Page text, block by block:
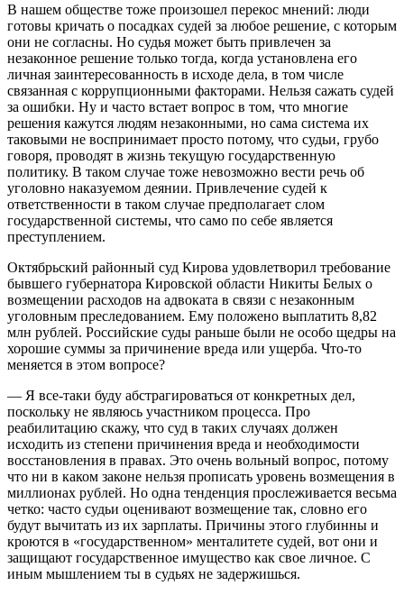
В нашем обществе тоже произошел перекос мнений: люди
готовы кричать о посадках судей за любое решение, с которым
они не согласны. Но судья может быть привлечен за
незаконное решение только тогда, когда установлена его
личная заинтересованность в исходе дела, в том числе
связанная с коррупционными факторами. Нельзя сажать судей
за ошибки. Ну и часто встает вопрос в том, что многие
решения кажутся людям незаконными, но сама система их
таковыми не воспринимает просто потому, что судьи, грубо
говоря, проводят в жизнь текущую государственную
политику. В таком случае тоже невозможно вести речь об
уголовно наказуемом деянии. Привлечение судей к
ответственности в таком случае предполагает слом
государственной системы, что само по себе является
преступлением.
Октябрьский районный суд Кирова удовлетворил требование
бывшего губернатора Кировской области Никиты Белых о
возмещении расходов на адвоката в связи с незаконным
уголовным преследованием. Ему положено выплатить 8,82
млн рублей. Российские суды раньше были не особо щедры на
хорошие суммы за причинение вреда или ущерба. Что-то
меняется в этом вопросе?
— Я все-таки буду абстрагироваться от конкретных дел,
поскольку не являюсь участником процесса. Про
реабилитацию скажу, что суд в таких случаях должен
исходить из степени причинения вреда и необходимости
восстановления в правах. Это очень вольный вопрос, потому
что ни в каком законе нельзя прописать уровень возмещения в
миллионах рублей. Но одна тенденция прослеживается весьма
четко: часто судьи оценивают возмещение так, словно его
будут вычитать из их зарплаты. Причины этого глубинны и
кроются в «государственном» менталитете судей, вот они и
защищают государственное имущество как свое личное. С
иным мышлением ты в судьях не задержишься.